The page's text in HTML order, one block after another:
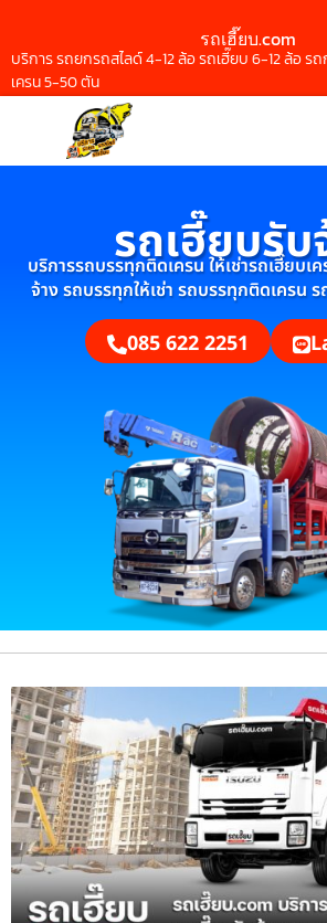
รถเฮี๊ยบ.com
บริการ รถยกรถสไลด์ 4-12 ล้อ รถเฮี๊ยบ 6-12 ล้อ รถ
เครน 5-50 ตัน
รถเฮี๊ยบรับ
บริการรถบรรทุกติดเครน ให้เช่ารถเฮี๊ยบเ
จ้าง รถบรรทุกให้เช่า รถบรรทุกติดเครน
085 622 2251